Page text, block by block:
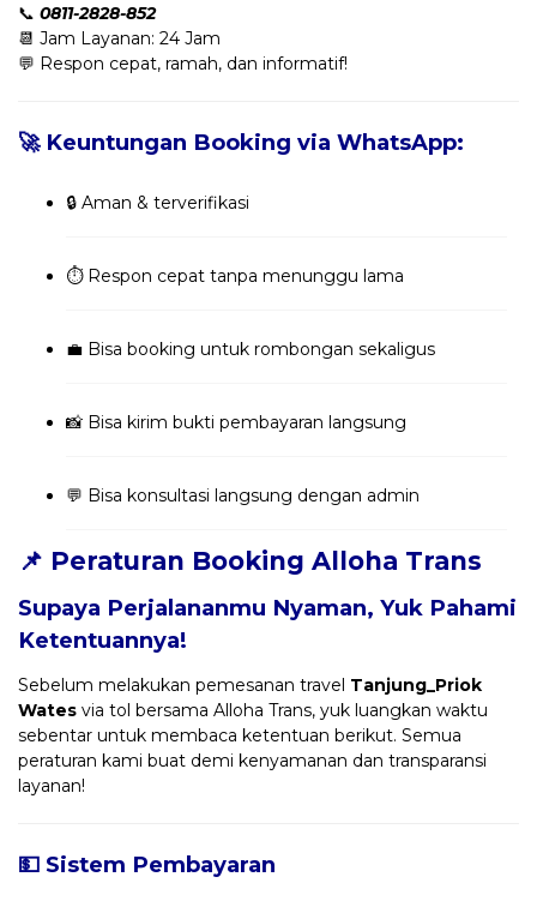
📞 0811-2828-852
📆 Jam Layanan: 24 Jam
💬 Respon cepat, ramah, dan informatif!
🚀 Keuntungan Booking via WhatsApp:
🔒 Aman & terverifikasi
⏱️ Respon cepat tanpa menunggu lama
💼 Bisa booking untuk rombongan sekaligus
📸 Bisa kirim bukti pembayaran langsung
💬 Bisa konsultasi langsung dengan admin
📌 Peraturan Booking Alloha Trans
Supaya Perjalananmu Nyaman, Yuk Pahami
Ketentuannya!
Sebelum melakukan pemesanan travel Tanjung_Priok
Wates via tol bersama Alloha Trans, yuk luangkan waktu
sebentar untuk membaca ketentuan berikut. Semua
peraturan kami buat demi kenyamanan dan transparansi
layanan!
💵 Sistem Pembayaran